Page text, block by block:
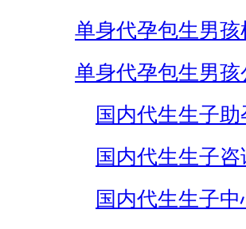
单身代孕包生男孩
单身代孕包生男孩
国内代生生子助
国内代生生子咨
国内代生生子中